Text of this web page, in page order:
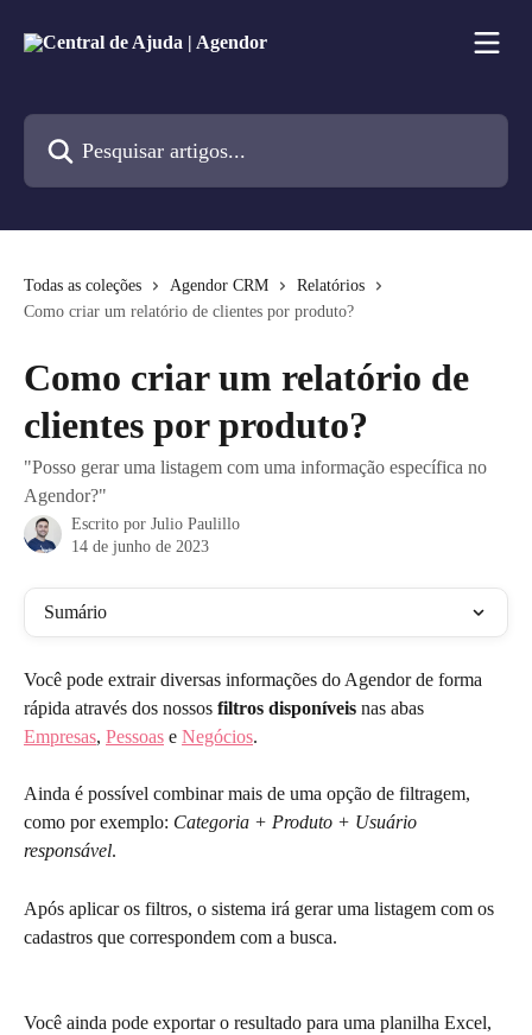
Todas as coleções Agendor CRM
Relatórios
Como criar um relatório de clientes por produto?
Como criar um relatório de
clientes por produto?
"Posso gerar uma listagem com uma informação específica no
Agendor?"
Escrito por Julio Paulillo
14 de junho de 2023
Sumário
Você pode extrair diversas informações do Agendor de forma
rápida através dos nossos filtros disponíveis nas abas
Empresas, Pessoas e Negócios.
Ainda é possível combinar mais de uma opção de filtragem,
como por exemplo: Categoria + Produto + Usuário
responsável.
Após aplicar os filtros, o sistema irá gerar uma listagem com os
cadastros que correspondem com a busca.
Você ainda pode exportar o resultado para uma planilha Excel,